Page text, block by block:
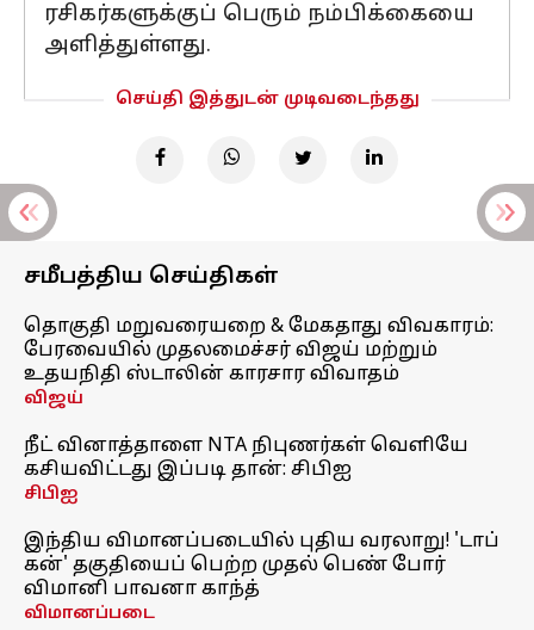
ரசிகர்களுக்குப் பெரும் நம்பிக்கையை
அளித்துள்ளது.
செய்தி இத்துடன் முடிவடைந்தது
சமீபத்திய செய்திகள்
தொகுதி மறுவரையறை & மேகதாது விவகாரம்:
பேரவையில் முதலமைச்சர் விஜய் மற்றும்
உதயநிதி ஸ்டாலின் காரசார விவாதம்
விஜய்
நீட் வினாத்தாளை NTA நிபுணர்கள் வெளியே
கசியவிட்டது இப்படி தான்: சிபிஐ
சிபிஐ
இந்திய விமானப்படையில் புதிய வரலாறு! 'டாப்
கன்' தகுதியைப் பெற்ற முதல் பெண் போர்
விமானி பாவனா காந்த்
விமானப்படை